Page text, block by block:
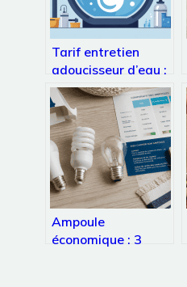
Tarif entretien
adoucisseur d’eau :
comprendre les prix
et faire les bons
choix
Ampoule
économique : 3